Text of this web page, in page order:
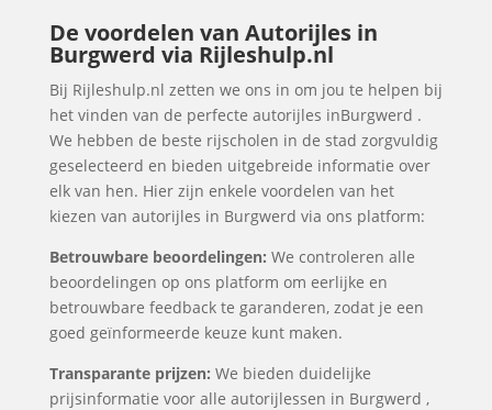
De voordelen van Autorijles in
Burgwerd via Rijleshulp.nl
Bij Rijleshulp.nl zetten we ons in om jou te helpen bij
het vinden van de perfecte autorijles inBurgwerd .
We hebben de beste rijscholen in de stad zorgvuldig
geselecteerd en bieden uitgebreide informatie over
elk van hen. Hier zijn enkele voordelen van het
kiezen van autorijles in Burgwerd via ons platform:
Betrouwbare beoordelingen: We controleren alle
beoordelingen op ons platform om eerlijke en
betrouwbare feedback te garanderen, zodat je een
goed geïnformeerde keuze kunt maken.
Transparante prijzen: We bieden duidelijke
prijsinformatie voor alle autorijlessen in Burgwerd ,